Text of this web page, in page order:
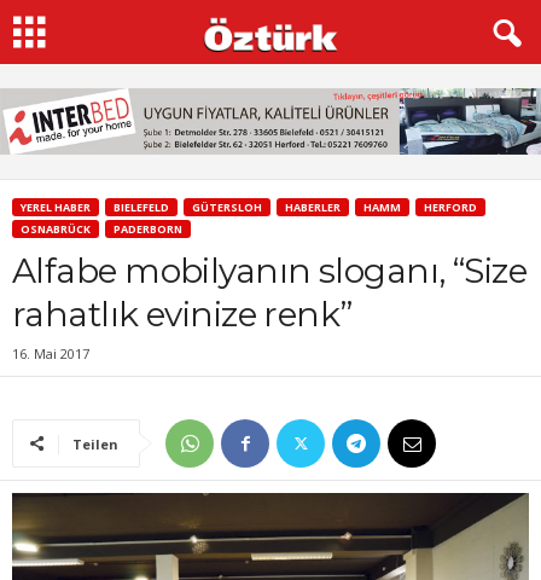
YEREL HABER BIELEFELD GÜTERSLOH HABERLER HAMM
HERFORD
OSNABRÜCK
PADERBORN
Alfabe mobilyanın sloganı, “Size
rahatlık evinize renk”
16. Mai 2017
Teilen